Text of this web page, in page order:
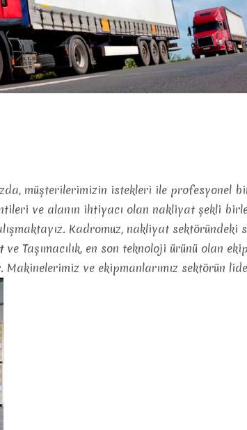
müşterilerimizin istekleri ile
ve alanın ihtiyacı olan nakliyat şekli
Kadromuz, nakliyat
ve Taşımacılık, en son teknoloji ürünü olan
ve ekipmanlarımız sektörün